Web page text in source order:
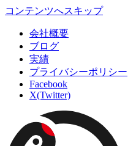
コンテンツへスキップ
会社概要
ブログ
実績
プライバシーポリシー
Facebook
X(Twitter)